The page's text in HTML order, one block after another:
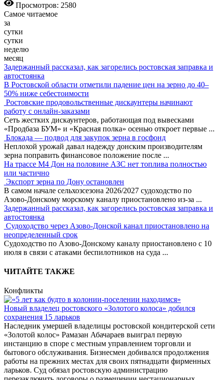
Просмотров: 2580
Самое читаемое
за
сутки
сутки
неделю
месяц
Задержанный рассказал, как загорелись ростовская заправка и
автостоянка
В Ростовской области отметили падение цен на зерно до 40–
50% ниже себестоимости
Ростовские продовольственные дискаунтеры начинают
работу с онлайн-заказами
Сеть жестких дискаунтеров, работающая под вывесками
«Продбаза БУМ» и «Красная полка» осенью откроет первые ...
Блокада — подвод для закупок зерна в госфонд
Неплохой урожай давал надежду донским производителям
зерна поправить финансовое положение после ...
На трассе М4 Дон на половине АЗС нет топлива полностью
или частично
Экспорт зерна по Дону остановлен
В самом начале сельхозсезона 2026/2027 судоходство по
Азово-Донскому морскому каналу приостановлено из-за ...
Задержанный рассказал, как загорелись ростовская заправка и
автостоянка
Судоходство через Азово-Донской канал приостановлено на
неопределенный срок
Судоходство по Азово-Донскому каналу приостановлено с 10
июля в связи с атаками беспилотников на суда ...
ЧИТАЙТЕ ТАКЖЕ
Конфликты
Новый владелец ростовского «Золотого колоса» добился
сохранения 15 ларьков
Наследник умершей владелицы ростовской кондитерской сети
«Золотой колос» Рамазан Абачараев выиграл первую
инстанцию в споре с местным управлением торговли и
бытового обслуживания. Бизнесмен добивался продолжения
работы на прежних местах для своих пятнадцати фирменных
ларьков. Суд обязал ростовскую администрацию